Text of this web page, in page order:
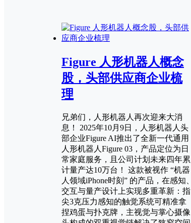
Figure 人形机器人概念
股，头部供应商企业梳
理
兄弟们，人形机器人再次迎来大消
息！ 2025年10月9日，人形机器人头
部企业Figure AI推出了全新一代通用
人形机器人Figure 03，产品定位为日
常家庭服务，且公司计划未来四年累
计量产达10万台！ 这款被视作 “机器
人领域iPhone时刻” 的产品，在感知、
交互与量产设计上实现多重革新：指
尖3克压力感知的触觉系统可精准拿
捏鸡蛋与扑克牌，主视觉与掌心摄像